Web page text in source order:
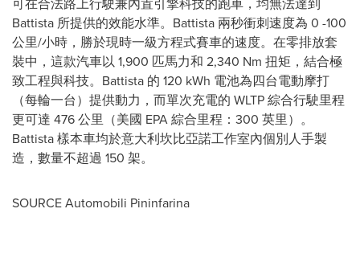
Battista 所提供的效能水準。Battista 兩秒衝刺速度為 0 -100
公里/小時，勝於現時一級方程式賽車的速度。在零排放套
裝中，這款汽車以 1,900 匹馬力和 2,340 Nm 扭矩，結合極
致工程與科技。Battista 的 120 kWh 電池為四台電動摩打
（每輪一台）提供動力，而單次充電的 WLTP 綜合行駛里程
更可達 476 公里（美國 EPA 綜合里程：300 英里）。
Battista 樣本車均於意大利坎比亞諾工作室內個別人手製
造，數量不超過 150 架。
SOURCE Automobili Pininfarina